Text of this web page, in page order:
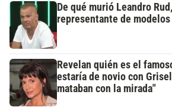
De qué murió Leandro
representante de modelos
Revelan quién es el
estaría de novio con
mataban con la mirada"